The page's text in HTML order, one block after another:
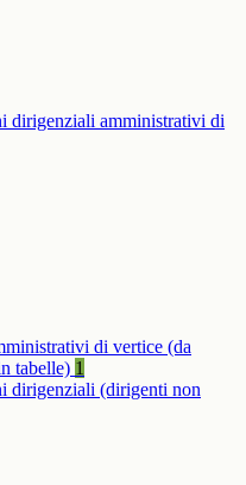
dirigenziali amministrativi di
di vertice (da
tabelle) 1
dirigenziali (dirigenti non